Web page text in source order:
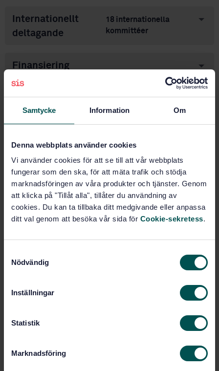
Samtycke Information Om
Denna webbplats använder cookies
Vi använder cookies för att se till att vår webbplats
fungerar som den ska, för att mäta trafik och stödja
marknadsföringen av våra produkter och tjänster. Genom
att klicka på "Tillåt alla", tillåter du användning av
cookies. Du kan ta tillbaka ditt medgivande eller anpassa
ditt val genom att besöka vår sida för Cookie-sekretess.
Nödvändig
Inställningar
Statistik
Marknadsföring
Internationellt
deltagande
18 internationella
kommittéer
Finansiering
Ämnesområden
Vattenkvalitet (13.060)
(07.100.20)
Intresseanmälan
För dig som är kommittédeltagare
röstningsportal